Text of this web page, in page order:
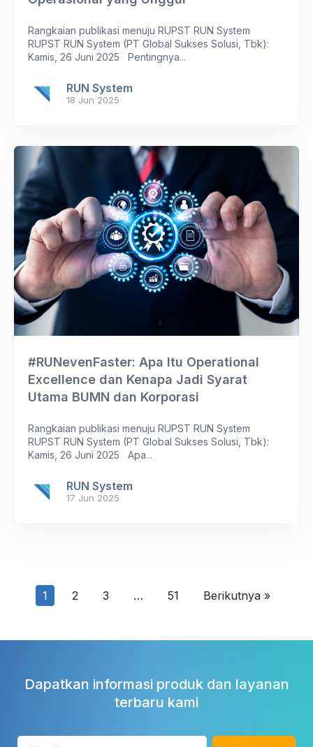
Rangkaian publikasi menuju RUPST RUN System
RUPST RUN System (PT Global Sukses Solusi, Tbk):
Kamis, 26 Juni 2025 Pentingnya...
RUN System
18 Jun 2025
#RUNevenFaster: Apa Itu Operational
Excellence dan Kenapa Jadi Syarat
Utama BUMN dan Korporasi
Rangkaian publikasi menuju RUPST RUN System
RUPST RUN System (PT Global Sukses Solusi, Tbk):
Kamis, 26 Juni 2025 Apa...
RUN System
17 Jun 2025
1 2 3 … 51 Berikutnya »
Dapatkan informasi produk dan layanan
terbaru kami